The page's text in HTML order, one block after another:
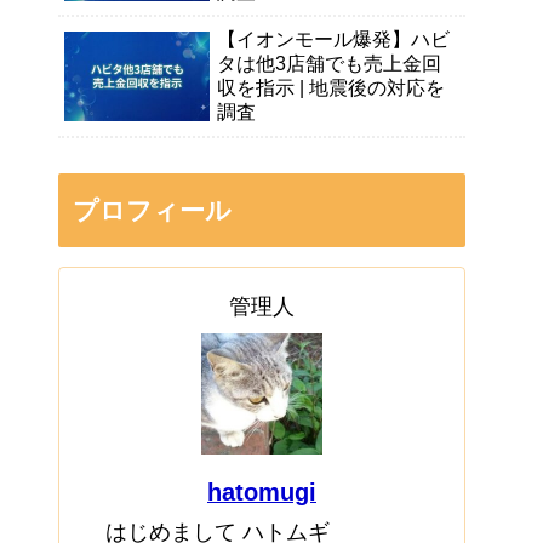
【イオンモール爆発】ハビ
タは他3店舗でも売上金回
収を指示 | 地震後の対応を
調査
プロフィール
管理人
hatomugi
はじめまして ハトムギ